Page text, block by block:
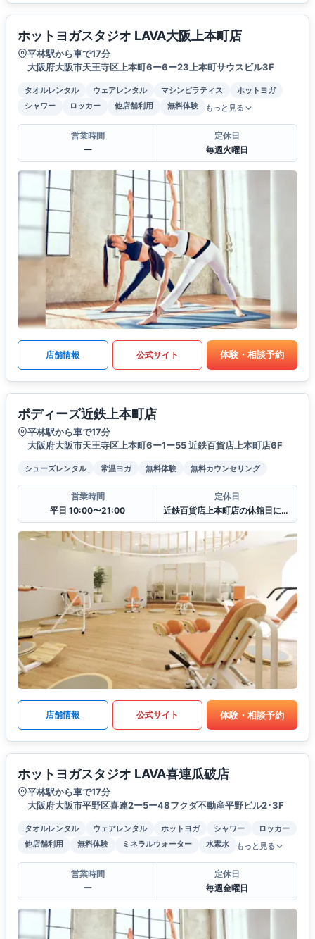
ホットヨガスタジオ LAVA大阪上本町店
平林駅から車で17分
大阪府大阪市天王寺区上本町6ー6ー23上本町サウスビル3F
タオルレンタル ウェアレンタル マシンピラティス
ホットヨガ
シャワー
ロッカー 他店舗利用 無料体験 もっと見る
営業時間
ー
定休日
毎週火曜日
店舗情報 公式サイト 体験・相談予約
ボディーズ近鉄上本町店
平林駅から車で17分
大阪府大阪市天王寺区上本町6ー1ー55 近鉄百貨店上本町店6F
シューズレンタル 常温ヨガ 無料体験 無料カウンセリング
営業時間
平日 10:00〜21:00
定休日
近鉄百貨店上本町店の休館日に準ずる
店舗情報 公式サイト 体験・相談予約
ホットヨガスタジオ LAVA喜連瓜破店
平林駅から車で17分
大阪府大阪市平野区喜連2ー5ー48フクダ不動産平野ビル2･3F
タオルレンタル ウェアレンタル ホットヨガ シャワー
ロッカー
他店舗利用
無料体験 ミネラルウォーター 水素水 もっと見る
営業時間
ー
定休日
毎週金曜日